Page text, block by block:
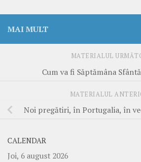
MAI MULT
MATERIALUL
Cum va fi Săptămâna
MATERIALUL
Noi pregătiri, în Portugalia, în
CALENDAR
Joi, 6 august 2026